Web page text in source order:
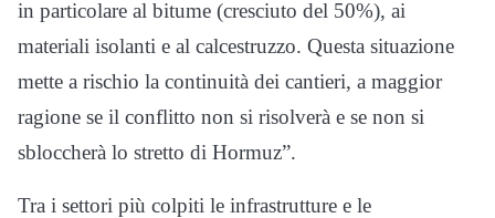
in particolare al bitume (cresciuto del 50%), ai
materiali isolanti e al calcestruzzo. Questa situazione
mette a rischio la continuità dei cantieri, a maggior
ragione se il conflitto non si risolverà e se non si
sbloccherà lo stretto di Hormuz”.
Tra i settori più colpiti le infrastrutture e le